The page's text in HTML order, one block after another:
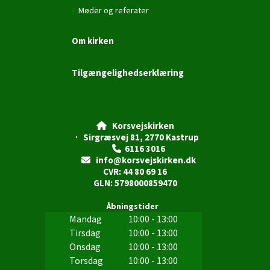
Møder og referater
Om kirken
Tilgængelighedserklæring
Korsvejskirken
· Sirgræsvej 81, 2770 Kastrup
 6116 3016

info@korsvejskirken.dk
CVR: 44 80 69 16
GLN: 5798000859470
Åbningstider
Mandag
10:00 - 13:00
Tirsdag
10:00 - 13:00
Onsdag
10:00 - 13:00
Torsdag
10:00 - 13:00